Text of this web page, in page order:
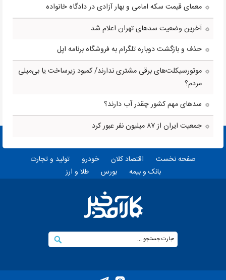
معمای قیمت سکه امامی و بهار آزادی در دادگاه خانواده
آخرین وضعیت سدهای تهران اعلام شد
حذف و بازگشت دوباره تلگرام به فروشگاه برنامه اپل
موتورسیکلت‌های برقی مشتری ندارند/ کمبود زیرساخت یا بی‌میلی
مردم؟
سدهای مهم کشور چقدر آب دارند؟
جمعیت ایران از ۸۷ میلیون نفر عبور کرد
صفحه نخست اقتصاد کلان خودرو
تولید و تجارت
بانک و بیمه
بورس طلا و ارز